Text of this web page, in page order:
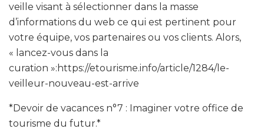
veille visant à sélectionner dans la masse
d’informations du web ce qui est pertinent pour
votre équipe, vos partenaires ou vos clients. Alors,
« lancez-vous dans la
curation »:https://etourisme.info/article/1284/le-
veilleur-nouveau-est-arrive
*Devoir de vacances n°7 : Imaginer votre office de
tourisme du futur.*